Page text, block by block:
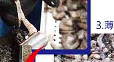
https://aftee.tw/terms/#terms3
３．未成年的使用者請事先徵得法定代理
「AFTEE先享後付」，若未經同意申辦
任。
４．使用「AFTEE先享後付」時，將依
即時審查核予不同之上限額度；若仍有額
結果請求用戶進行身份認證。